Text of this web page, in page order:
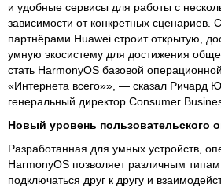
и удобные сервисы для работы с
зависимости от конкретных сценариев.
партнёрами Huawei строит открытую,
умную экосистему для достижения
стать HarmonyOS базовой
«Интернета всего»», — сказал Ричард
генеральный директор Consumer
Новый уровень пользовательского
Разработанная для умных устройств,
HarmonyOS позволяет различным
подключаться друг к другу и